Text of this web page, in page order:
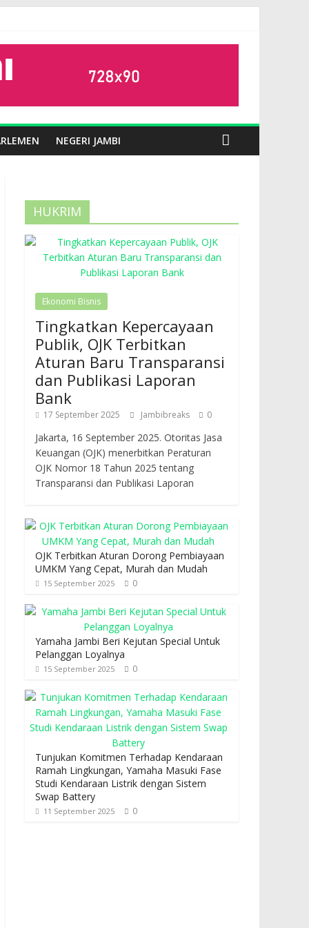
NEGERI JAMBI
HUKRIM
Ekonomi Bisnis
Tingkatkan Kepercayaan
Publik, OJK Terbitkan
Aturan Baru Transparansi
dan Publikasi Laporan
Bank
17 September 2025 Jambibreaks 0
Jakarta, 16 September 2025. Otoritas Jasa
Keuangan (OJK) menerbitkan Peraturan
OJK Nomor 18 Tahun 2025 tentang
Transparansi dan Publikasi Laporan
OJK Terbitkan Aturan Dorong Pembiayaan
UMKM Yang Cepat, Murah dan Mudah
15 September 2025 0
Yamaha Jambi Beri Kejutan Special Untuk
Pelanggan Loyalnya
15 September 2025 0
Tunjukan Komitmen Terhadap Kendaraan
Ramah Lingkungan, Yamaha Masuki Fase
Studi Kendaraan Listrik dengan Sistem
Swap Battery
11 September 2025 0